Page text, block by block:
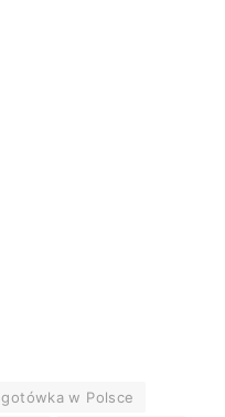
gotówka w Polsce